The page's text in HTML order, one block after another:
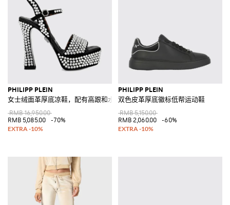
PHILIPP PLEIN
女士绒面革厚底凉鞋，配有高跟和水钻
RMB 16,950.00
RMB 5,085.00
-70%
PHILIPP PLEIN
双色皮革厚底徽标低帮运动鞋
RMB 5,150.00
RMB 2,060.00
-60%